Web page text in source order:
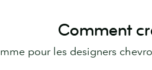
Comment
pour les designers